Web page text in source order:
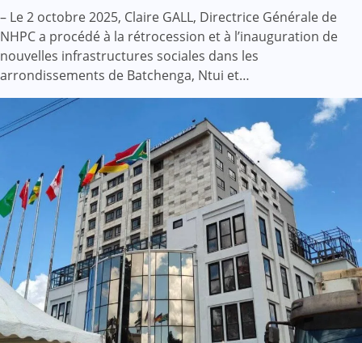
– Le 2 octobre 2025, Claire GALL, Directrice Générale de
NHPC a procédé à la rétrocession et à l’inauguration de
nouvelles infrastructures sociales dans les
arrondissements de Batchenga, Ntui et…